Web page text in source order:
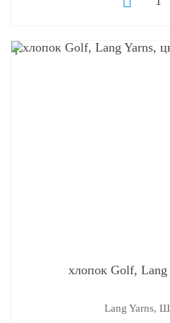
q
хлопок Golf, Lang
Lang Yarns,